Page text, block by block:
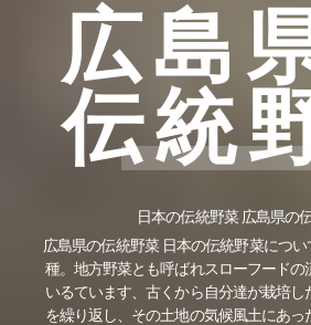
広島
伝統
日本の伝統野菜 広島県の
広島県の伝統野菜 日本の伝統野菜につ
種。地方野菜とも呼ばれスローフードの
いるています、古くから自分達が栽培
を繰り返し、その土地の気候風土にあ